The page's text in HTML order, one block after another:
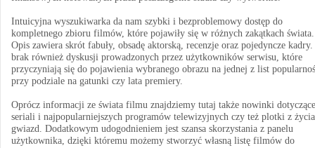
Intuicyjna wyszukiwarka da nam szybki i bezproblemowy dostęp do
kompletnego zbioru filmów, które pojawiły się w różnych zakątkach świata.
Opis zawiera skrót fabuły, obsadę aktorską, recenzje oraz pojedyncze
brak również dyskusji prowadzonych przez użytkowników serwisu, które
przyczyniają się do pojawienia wybranego obrazu na jednej z list
przy podziale na gatunki czy lata premiery.
Oprócz informacji ze świata filmu znajdziemy tutaj także nowinki dotyczące
seriali i najpopularniejszych programów telewizyjnych czy też plotki z życia
gwiazd. Dodatkowym udogodnieniem jest szansa skorzystania z panelu
użytkownika, dzięki któremu możemy stworzyć własną listę filmów do